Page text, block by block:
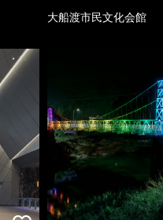
大船渡市民文化会館